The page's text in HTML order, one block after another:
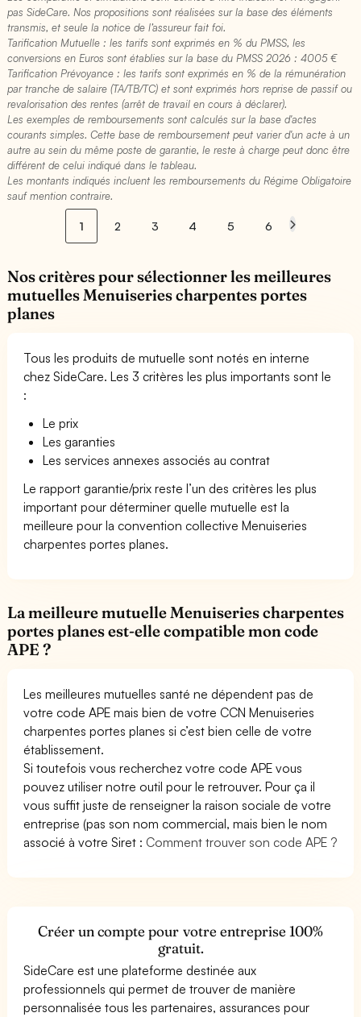
pas SideCare. Nos propositions sont réalisées sur la base des éléments
transmis, et seule la notice de l’assureur fait foi.
Tarification Mutuelle : les tarifs sont exprimés en % du PMSS, les
conversions en Euros sont établies sur la base du PMSS 2026 : 4005 €​
Tarification Prévoyance : les tarifs sont exprimés en % de la rémunération
par tranche de salaire (TA/TB/TC) et sont exprimés hors reprise de passif ou
revalorisation des rentes (arrêt de travail en cours à déclarer).
Les exemples de remboursements sont calculés sur la base d'actes
courants simples. Cette base de remboursement peut varier d'un acte à un
autre au sein du même poste de garantie, le reste à charge peut donc être
différent de celui indiqué dans le tableau.
Les montants indiqués incluent les remboursements du Régime Obligatoire
sauf mention contraire.
1 2 3 4 5 6
Nos critères pour sélectionner les meilleures
mutuelles Menuiseries charpentes portes
planes
Tous les produits de mutuelle sont notés en interne
chez SideCare. Les 3 critères les plus importants sont le
:
Le prix
Les garanties
Les services annexes associés au contrat
Le rapport garantie/prix reste l’un des critères les plus
important pour déterminer quelle mutuelle est la
meilleure pour la convention collective Menuiseries
charpentes portes planes.
La meilleure mutuelle Menuiseries charpentes
portes planes est-elle compatible mon code
APE ?
Les meilleures mutuelles santé ne dépendent pas de
votre code APE mais bien de votre CCN Menuiseries
charpentes portes planes si c’est bien celle de votre
établissement.
Si toutefois vous recherchez votre code APE vous
pouvez utiliser notre outil pour le retrouver. Pour ça il
vous suffit juste de renseigner la raison sociale de votre
entreprise (pas son nom commercial, mais bien le nom
associé à votre Siret : Comment trouver son code APE ?
Créer un compte pour votre entreprise 100%
gratuit.
SideCare est une plateforme destinée aux
professionnels qui permet de trouver de manière
personnalisée tous les partenaires, assurances pour